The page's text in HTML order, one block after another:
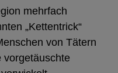
mehrfach
„Kettentrick“
von Tätern
vorgetäuschte